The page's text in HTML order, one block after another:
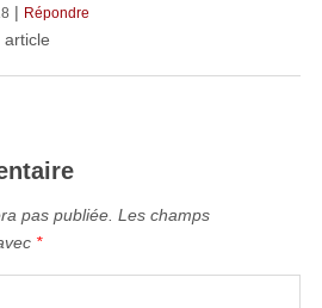
| Répondre
article
pas publiée. Les champs
*